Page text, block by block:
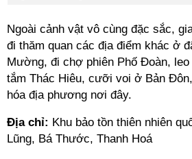
Ngoài cảnh vật vô cùng đặc sắc,
đi thăm quan các địa điểm khác ở
Mường, đi chợ phiên Phố Đoàn, leo
tắm Thác Hiêu, cưỡi voi ở Bản
hóa địa phương nơi đây.
Địa chỉ: Khu bảo tồn thiên nhiên
Lũng, Bá Thước, Thanh Hoá